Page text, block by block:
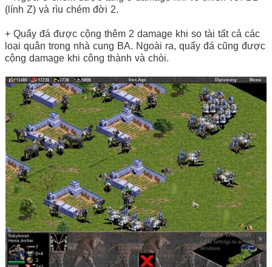
(lính Z) và rìu chém đời 2.
+ Quẩy đá được cộng thêm 2 damage khi so tài tất cả các
loại quân trong nhà cung BA. Ngoài ra, quẩy đá cũng được
cộng damage khi công thành và chòi.